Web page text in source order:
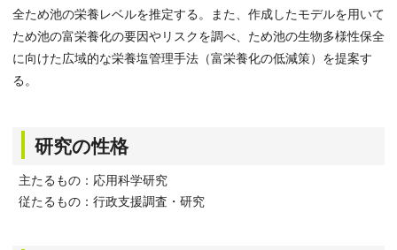
全ため池の栄養レベルを推定する。また、作成したモデルを用いて
ため池の富栄養化の要因やリスクを調べ、ため池の生物多様性保全
に向けた広域的な栄養塩管理手法（富栄養化の低減策）を提案す
る。
研究の性格
主たるもの：応用科学研究
従たるもの：行政支援調査・研究